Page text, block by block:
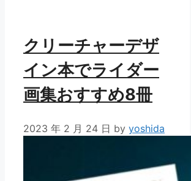
クリーチャーデザ
イン本でライダー
画集おすすめ8冊
2023 年 2 月 24 日 by yoshida